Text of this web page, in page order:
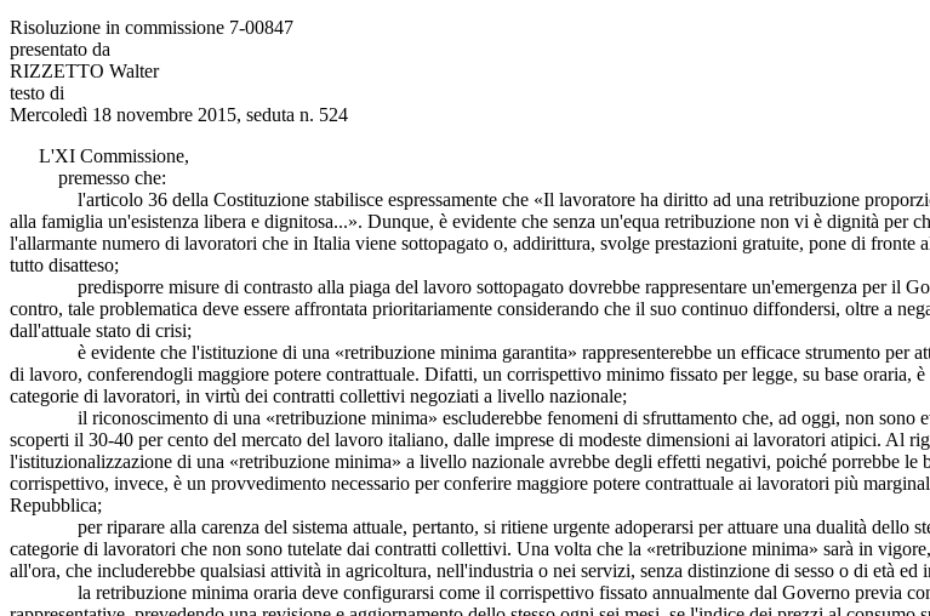
Risoluzione in commissione 7-00847
presentato da
RIZZETTO Walter
testo di
Mercoledì 18 novembre 2015, seduta n. 524
L'XI Commissione,
premesso che:
l'articolo 36 della Costituzione stabilisce espressamente che «Il lavoratore ha diritto ad una retribuzione
alla famiglia un'esistenza libera e dignitosa...». Dunque, è evidente che senza un'equa retribuzione non vi è dignità per
l'allarmante numero di lavoratori che in Italia viene sottopagato o, addirittura, svolge prestazioni gratuite, pone di
tutto disatteso;
predisporre misure di contrasto alla piaga del lavoro sottopagato dovrebbe rappresentare un'emergenza per il
contro, tale problematica deve essere affrontata prioritariamente considerando che il suo continuo diffondersi, oltre a
dall'attuale stato di crisi;
è evidente che l'istituzione di una «retribuzione minima garantita» rappresenterebbe un efficace strumento per
di lavoro, conferendogli maggiore potere contrattuale. Difatti, un corrispettivo minimo fissato per legge, su base oraria,
categorie di lavoratori, in virtù dei contratti collettivi negoziati a livello nazionale;
il riconoscimento di una «retribuzione minima» escluderebbe fenomeni di sfruttamento che, ad oggi, non sono
scoperti il 30-40 per cento del mercato del lavoro italiano, dalle imprese di modeste dimensioni ai lavoratori atipici. Al
l'istituzionalizzazione di una «retribuzione minima» a livello nazionale avrebbe degli effetti negativi, poiché porrebbe
corrispettivo, invece, è un provvedimento necessario per conferire maggiore potere contrattuale ai lavoratori più
Repubblica;
per riparare alla carenza del sistema attuale, pertanto, si ritiene urgente adoperarsi per attuare una dualità dello
categorie di lavoratori che non sono tutelate dai contratti collettivi. Una volta che la «retribuzione minima» sarà in
all'ora, che includerebbe qualsiasi attività in agricoltura, nell'industria o nei servizi, senza distinzione di sesso o di età
la retribuzione minima oraria deve configurarsi come il corrispettivo fissato annualmente dal Governo previa